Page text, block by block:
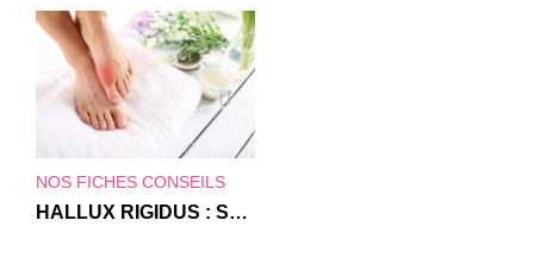
NOS FICHES CONSEILS
HALLUX RIGIDUS : SON ORIGINE, SON TRAITEMENT